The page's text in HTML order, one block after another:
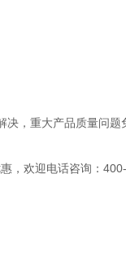
决，重大产品质量问题
，欢迎电话咨询：